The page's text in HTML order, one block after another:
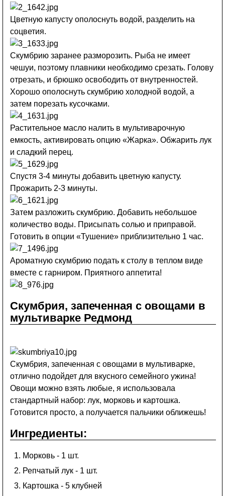
Цветную капусту ополоснуть водой, разделить на
соцветия.
Скумбрию заранее разморозить. Рыба не имеет
чешуи, поэтому плавники необходимо срезать. Голову
отрезать, и брюшко освободить от внутренностей.
Хорошо ополоснуть скумбрию холодной водой, а
затем порезать кусочками.
Растительное масло налить в мультиварочную
емкость, активировать опцию «Жарка». Обжарить лук
и сладкий перец.
Спустя 3-4 минуты добавить цветную капусту.
Прожарить 2-3 минуты.
Затем разложить скумбрию. Добавить небольшое
количество воды. Присыпать солью и приправой.
Готовить в опции «Тушение» приблизительно 1 час.
Ароматную скумбрию подать к столу в теплом виде
вместе с гарниром. Приятного аппетита!
Скумбрия, запеченная с овощами в
мультиварке Редмонд
Скумбрия, запеченная с овощами в мультиварке,
отлично подойдет для вкусного семейного ужина!
Овощи можно взять любые, я использовала
стандартный набор: лук, морковь и картошка.
Готовится просто, а получается пальчики оближешь!
Ингредиенты:
Морковь - 1 шт.
Репчатый лук - 1 шт.
Картошка - 5 клубней